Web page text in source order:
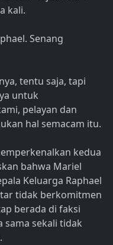
kali.
Senang
tentu saja, tapi
untuk
pelayan dan
hal semacam itu.
kedua
bahwa Mariel
Keluarga Raphael
tidak berkomitmen
berada di faksi
sama sekali tidak